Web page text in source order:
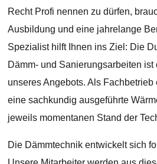
Recht Profi nennen zu dürfen,
Ausbildung und eine jahrelange
Spezialist hilft Ihnen ins Ziel: Die
Dämm- und Sanierungsarbeiten ist
unseres Angebots. Als Fachbetrieb
eine sachkundig ausgeführte
jeweils momentanen Stand der
Die Dämmtechnik entwickelt sich